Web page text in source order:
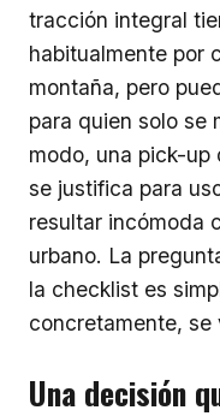
tracción integral
habitualmente por
montaña, pero
para quien solo se
modo, una pick-
se justifica para
resultar incómoda
urbano. La
la checklist es
concretamente, se
Una decisión